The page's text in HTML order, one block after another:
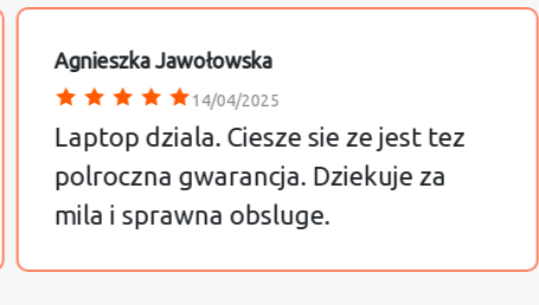
Agnieszka Jawołowska
14/04/2025
Laptop dziala. Ciesze sie ze jest tez
polroczna gwarancja. Dziekuje za
mila i sprawna obsluge.